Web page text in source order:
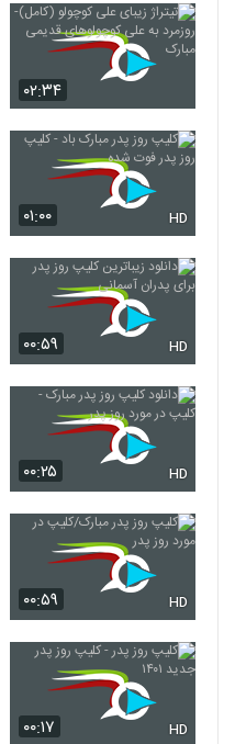
۰۲:۳۴
۰۱:۰۰ HD
۰۰:۵۹ HD
۰۰:۲۵ HD
۰۰:۵۹ HD
۰۰:۱۷ HD